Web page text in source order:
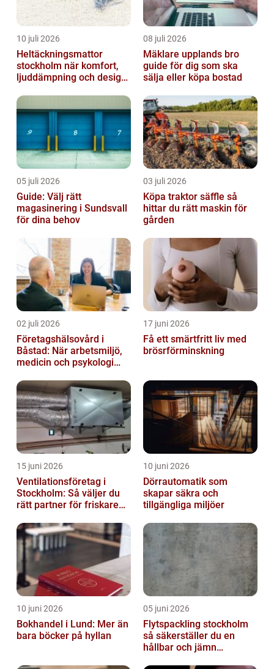
10 juli 2026
Heltäckningsmattor
stockholm när komfort,
ljuddämpning och design
08 juli 2026
Mäklare upplands bro
guide för dig som ska
sälja eller köpa bostad
05 juli 2026
Guide: Välj rätt
magasinering i Sundsvall
för dina behov
03 juli 2026
Köpa traktor säffle så
hittar du rätt maskin för
gården
02 juli 2026
Företagshälsovård i
Båstad: När arbetsmiljö,
medicin och psykologi
17 juni 2026
Få ett smärtfritt liv med
brösrförminskning
15 juni 2026
Ventilationsföretag i
Stockholm: Så väljer du
rätt partner för friskare
10 juni 2026
Dörrautomatik som
skapar säkra och
tillgängliga miljöer
10 juni 2026
Bokhandel i Lund: Mer än
bara böcker på hyllan
05 juni 2026
Flytspackling stockholm
så säkerställer du en
hållbar och jämn